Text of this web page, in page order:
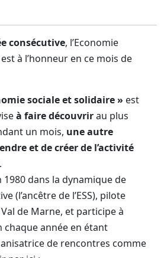
consécutive, l’Economie
à l’honneur en ce mois de
sociale et solidaire » est
à faire découvrirau plus
un mois, une autre
et de créer de l’activité
1980 dans la dynamique de
(l’ancêtre de l’ESS), pilote
de Marne, et participe à
année en étant
de rencontres comme